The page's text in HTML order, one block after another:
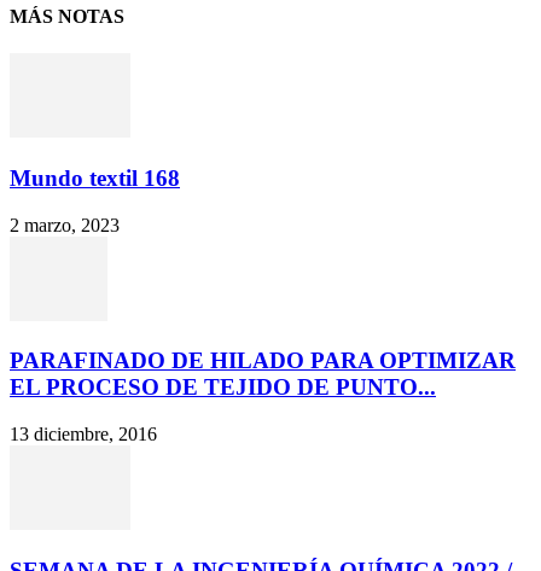
MÁS NOTAS
Mundo textil 168
2 marzo, 2023
PARAFINADO DE HILADO PARA OPTIMIZAR
EL PROCESO DE TEJIDO DE PUNTO...
13 diciembre, 2016